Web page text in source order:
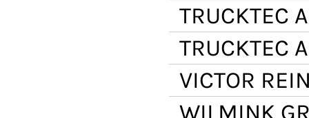
TRUCKTEC
TRUCKTEC
VICTOR
WILMINK